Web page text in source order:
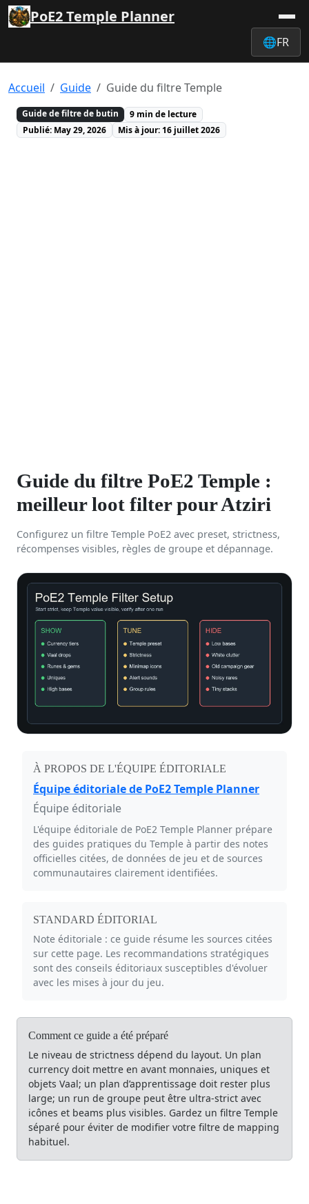
PoE2 Temple Planner
🌐FR
Accueil Guide Guide du filtre Temple
Guide de filtre de butin
9 min de lecture
Publié: May 29, 2026
Mis à jour: 16 juillet 2026
Guide du filtre PoE2 Temple :
meilleur loot filter pour Atziri
Configurez un filtre Temple PoE2 avec preset, strictness,
récompenses visibles, règles de groupe et dépannage.
À PROPOS DE L'ÉQUIPE ÉDITORIALE
Équipe éditoriale de PoE2 Temple Planner
Équipe éditoriale
L'équipe éditoriale de PoE2 Temple Planner prépare
des guides pratiques du Temple à partir des notes
officielles citées, de données de jeu et de sources
communautaires clairement identifiées.
STANDARD ÉDITORIAL
Note éditoriale : ce guide résume les sources citées
sur cette page. Les recommandations stratégiques
sont des conseils éditoriaux susceptibles d'évoluer
avec les mises à jour du jeu.
Comment ce guide a été préparé
Le niveau de strictness dépend du layout. Un plan
currency doit mettre en avant monnaies, uniques et
objets Vaal; un plan d’apprentissage doit rester plus
large; un run de groupe peut être ultra-strict avec
icônes et beams plus visibles. Gardez un filtre Temple
séparé pour éviter de modifier votre filtre de mapping
habituel.